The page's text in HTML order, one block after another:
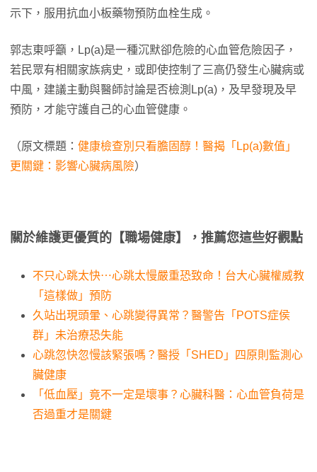
示下，服用抗血小板藥物預防血栓生成。
郭志東呼籲，Lp(a)是一種沉默卻危險的心血管危險因子，
若民眾有相關家族病史，或即使控制了三高仍發生心臟病或
中風，建議主動與醫師討論是否檢測Lp(a)，及早發現及早
預防，才能守護自己的心血管健康。
（原文標題： 健康檢查別只看膽固醇！醫揭「Lp(a)數值」
更關鍵：影響心臟病風險）
關於維護更優質的【職場健康】，推薦您這些好觀點
不只心跳太快⋯心跳太慢嚴重恐致命！台大心臟權威教
「這樣做」預防
久站出現頭暈、心跳變得異常？醫警告「POTS症侯
群」未治療恐失能
心跳忽快忽慢該緊張嗎？醫授「SHED」四原則監測心
臟健康
「低血壓」竟不一定是壞事？心臟科醫：心血管負荷是
否過重才是關鍵